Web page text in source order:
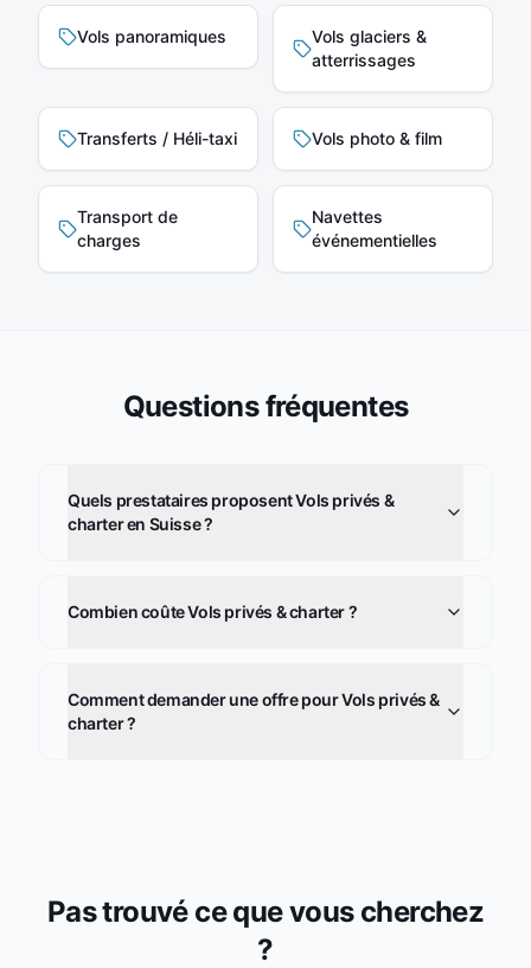
Vols panoramiques
Vols glaciers &
atterrissages
Transferts / Héli-taxi Vols photo & film
Transport de
charges
Navettes
événementielles
Questions fréquentes
Quels prestataires proposent Vols privés &
charter en Suisse ?
Combien coûte Vols privés & charter ?
Comment demander une offre pour Vols privés &
charter ?
Pas trouvé ce que vous cherchez
?